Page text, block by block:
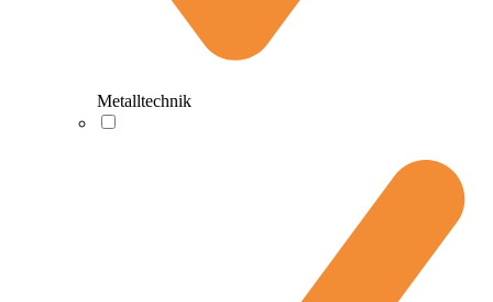
Metalltechnik